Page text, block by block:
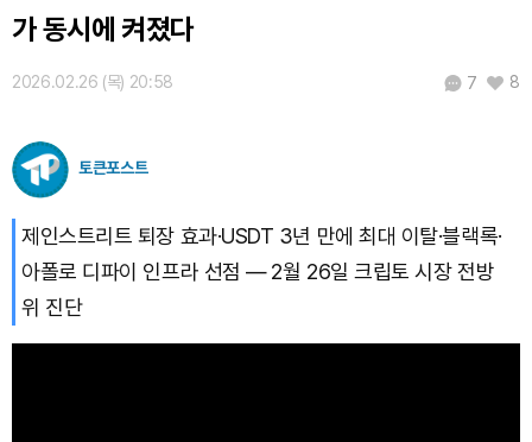
가 동시에 켜졌다
2026.02.26 (목) 20:58 7 8
토큰포스트
제인스트리트 퇴장 효과·USDT 3년 만에 최대 이탈·블랙록·
아폴로 디파이 인프라 선점 — 2월 26일 크립토 시장 전방
위 진단